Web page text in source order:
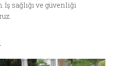
İş sağlığı ve güvenliği